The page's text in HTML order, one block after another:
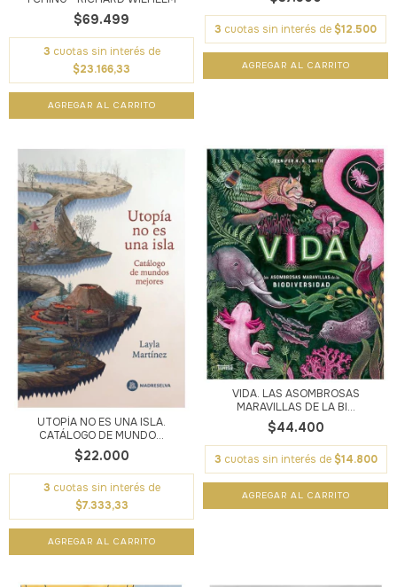
$69.499
3 cuotas sin interés de
$23.166,33
3 cuotas sin interés de $12.500
UTOPÍA NO ES UNA ISLA.
CATÁLOGO DE MUNDO...
$22.000
3 cuotas sin interés de
$7.333,33
VIDA. LAS ASOMBROSAS
MARAVILLAS DE LA BI...
$44.400
3 cuotas sin interés de $14.800